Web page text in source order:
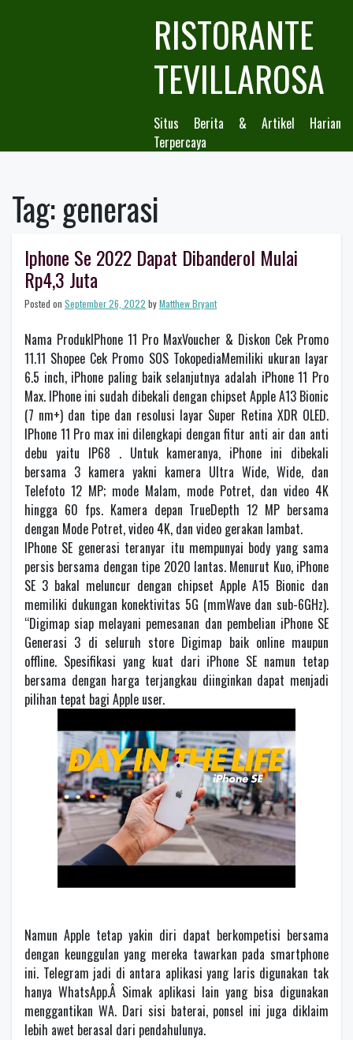
RISTORANTE
TEVILLAROSA
Situs Berita & Artikel Harian
Terpercaya
Tag:generasi
Iphone Se 2022 Dapat Dibanderol Mulai
Rp4,3 Juta
Posted on September 26, 2022 byMatthew Bryant
Nama ProdukIPhone 11 Pro MaxVoucher & Diskon Cek Promo
11.11 Shopee Cek Promo SOS TokopediaMemiliki ukuran layar
6.5 inch, iPhone paling baik selanjutnya adalah iPhone 11 Pro
Max. IPhone ini sudah dibekali dengan chipset Apple A13 Bionic
(7 nm+) dan tipe dan resolusi layar Super Retina XDR OLED.
IPhone 11 Pro max ini dilengkapi dengan fitur anti air dan anti
debu yaitu IP68 . Untuk kameranya, iPhone ini dibekali
bersama 3 kamera yakni kamera Ultra Wide, Wide, dan
Telefoto 12 MP; mode Malam, mode Potret, dan video 4K
hingga 60 fps. Kamera depan TrueDepth 12 MP bersama
dengan Mode Potret, video 4K, dan video gerakan lambat.
IPhone SE generasi teranyar itu mempunyai body yang sama
persis bersama dengan tipe 2020 lantas. Menurut Kuo, iPhone
SE 3 bakal meluncur dengan chipset Apple A15 Bionic dan
memiliki dukungan konektivitas 5G (mmWave dan sub-6GHz).
“Digimap siap melayani pemesanan dan pembelian iPhone SE
Generasi 3 di seluruh store Digimap baik online maupun
offline. Spesifikasi yang kuat dari iPhone SE namun tetap
bersama dengan harga terjangkau diinginkan dapat menjadi
pilihan tepat bagi Apple user.
Namun Apple tetap yakin diri dapat berkompetisi bersama
dengan keunggulan yang mereka tawarkan pada smartphone
ini. Telegram jadi di antara aplikasi yang laris digunakan tak
hanya WhatsApp.Â Simak aplikasi lain yang bisa digunakan
menggantikan WA. Dari sisi baterai, ponsel ini juga diklaim
lebih awet berasal dari pendahulunya.